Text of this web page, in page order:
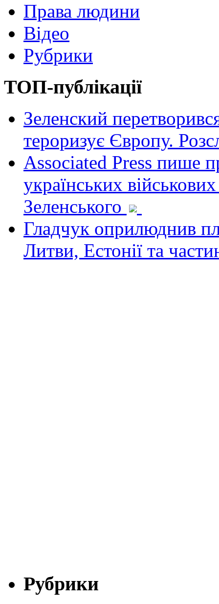
Права людини
Відео
Рубрики
ТОП-публікації
Зеленский
тероризує Європу.
Associated Press пише
українських
Зеленського
Гладчук оприлюднив
Литви, Естонії та
Рубрики